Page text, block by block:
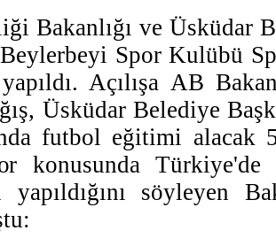
Bakanlığı ve Üsküdar
Spor Kulübü
yapıldı. Açılışa AB
Üsküdar Belediye
futbol eğitimi alacak
konusunda
yapıldığını söyleyen